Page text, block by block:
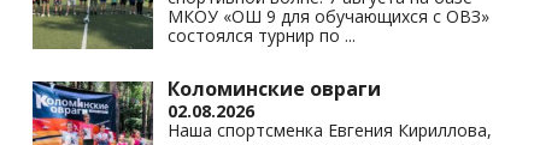
ki
МКОУ «ОШ 9 для обучающихся с ОВЗ»
состоялся турнир по ...
Коломинские овраги
02.08.2026
Наша спортсменка Евгения Кириллова,